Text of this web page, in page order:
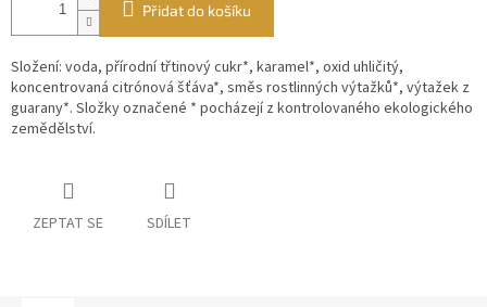
Přidat do košíku
Složení: voda, přírodní třtinový cukr*, karamel*, oxid uhličitý,
koncentrovaná citrónová šťáva*, směs rostlinných výtažků*, výtažek z
guarany*. Složky označené * pocházejí z kontrolovaného ekologického
zemědělství.
ZEPTAT SE SDÍLET